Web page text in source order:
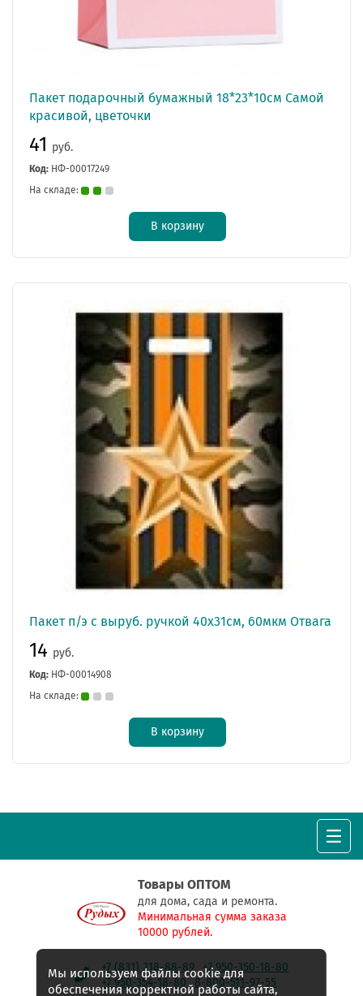
Пакет подарочный бумажный 18*23*10см Самой
красивой, цветочки
41 руб.
Код: НФ-00017249
На складе:
В корзину
Пакет п/э с выруб. ручкой 40х31см, 60мкм Отвага
14 руб.
Код: НФ-00014908
На складе:
В корзину
Товары ОПТОМ
для дома, сада и ремонта.
Минимальная сумма заказа
10000 рублей.
+7 (831) 218-88-89
+7 950-350-18-80
+7 950-354-18-80
8-800-511-97-55
Мы используем файлы cookie для
обеспечения корректной работы сайта,